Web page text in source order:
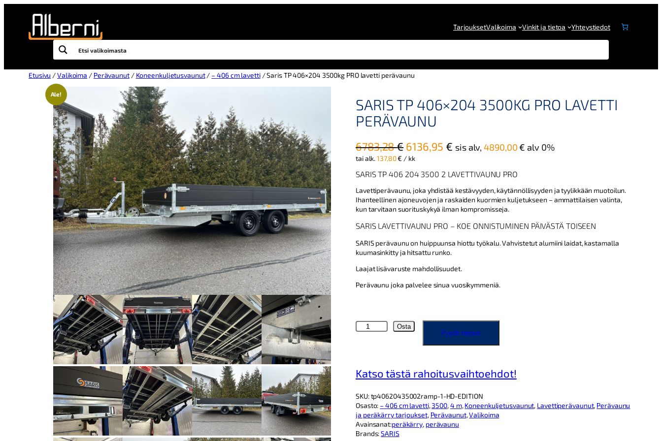
TarjouksetValikoima Vinkit ja tietoa Yhteystiedot
Etusivu /Valikoima / Perävaunut/ Koneenkuljetusvaunut/ – 406 cm lavetti/ Saris TP 406×204 3500kg PRO lavetti perävaunu
Ale!
SARIS TP 406×204 3500KG PRO LAVETTI
PERÄVAUNU
6783,28€ A
l
k
u
p
ä
i
h
t
a
o
l
i
6136,95 € N
k
y
i
n
h
a
o
6
1
3
6
sis alv,4890,00 € alv 0%
tai alk.137,80€ / kk
SARIS TP 406 204 3500 2 LAVETTIVAUNU PRO
Lavettiperävaunu, joka yhdistää kestävyyden, käytännöllisyyden ja tyylikkään muotoilun.
Ihanteellinen ajoneuvojen ja raskaiden kuormien kuljetukseen – ammattilaisen valinta,
kun tarvitaan suorituskykyä ilman kompromisseja.
SARIS LAVETTIVAUNU PRO – KOE ONNISTUMINEN PÄIVÄSTÄ TOISEEN
SARIS perävaunu on huippuunsa hiottu työkalu. Vahvistetut alumiini laidat, kastamalla
kuumasinkitty ja hitsattu runko.
Laajat lisävaruste mahdollisuudet.
Perävaunu joka palvelee sinua vuosikymmeniä.
S
a
T
P
0
6
×
2
0
Osta
Pyydä tarjous
Katso tästä rahoitusvaihtoehdot!
SKU:tp40620435002ramp-1-HD-EDITION
Osasto: – 406 cm lavetti, 3500, 4 m, Koneenkuljetusvaunut, Lavettiperävaunut, Perävaunu
ja peräkärry tarjoukset, Perävaunut, Valikoima
Avainsanat:peräkärry, perävaunu
Brands:SARIS